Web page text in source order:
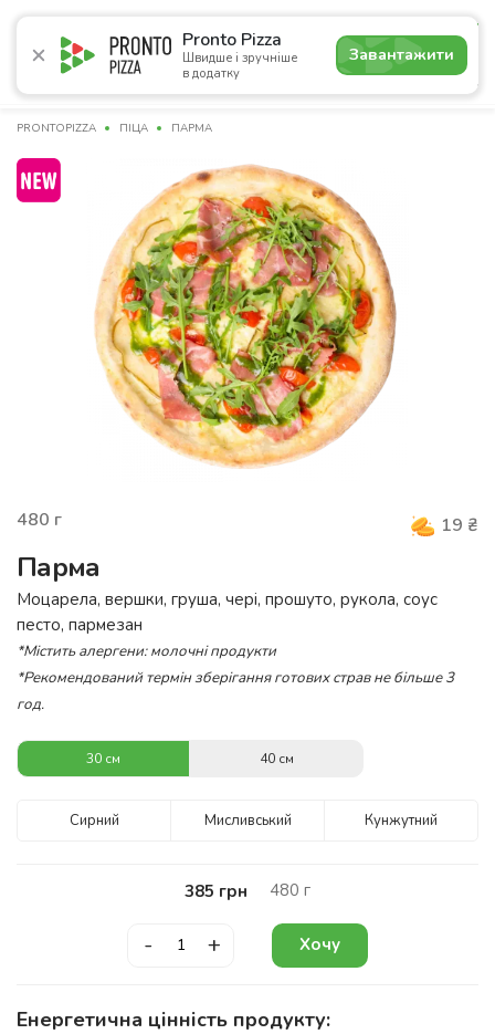
Pronto Pizza
Швидше і зручніше
в додатку
Завантажити
4.9
Акції Піца Суші Ланчі Бургери Комбо
PRONTOPIZZA ПІЦА ПАРМА
480 г 19 ₴
Парма
Моцарела, вершки, груша, чері, прошуто, рукола, соус
песто, пармезан
*Містить алергени: молочні продукти
*Рекомендований термін зберігання готових страв не більше 3
год.
30 см 40 см
Сирний Мисливський Кунжутний
385 грн 480 г
- + Хочу
Енергетична цінність продукту: